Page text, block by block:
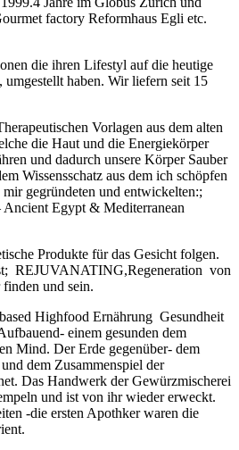
factory Reformhaus Egli etc.
die ihren Lifestyl auf die heutige
umgestellt haben. Wir liefern seit 15
Vorlagen aus dem alten
die Haut und die Energiekörper
und dadurch unsere Körper Sauber
Wissensschatz aus dem ich schöpfen
gegründeten und entwickelten:;
Egypt & Mediterranean
Produkte für das Gesicht folgen.
REJUVANATING,Regeneration von
und sein.
Highfood Ernährung Gesundheit
einem gesunden dem
Mind. Der Erde gegenüber- dem
dem Zusammenspiel der
Das Handwerk der Gewürzmischerei
und ist von ihr wieder erweckt.
-die ersten Apothker waren die